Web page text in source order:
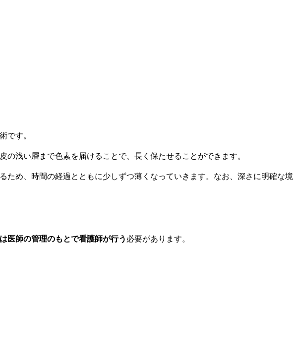
です。
浅い層まで色素を届けることで、長く保たせることができます。
ため、時間の経過とともに少しずつ薄くなっていきます。なお、深さに明確な境
医師の管理のもとで看護師が行う 必要があります。